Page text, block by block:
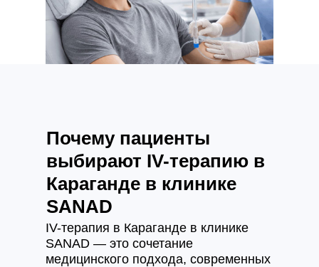
Почему пациенты
выбирают IV-терапию в
Караганде в клинике
SANAD
IV-терапия в Караганде в клинике
SANAD — это сочетание
медицинского подхода, современных